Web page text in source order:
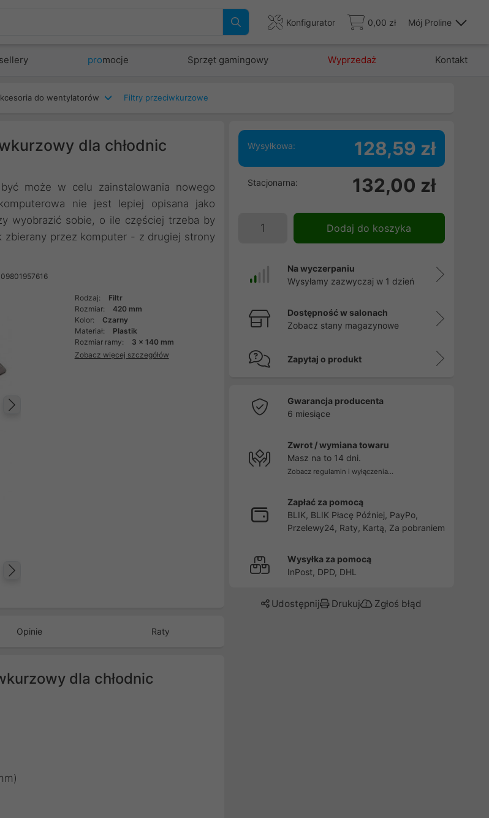
Konfigurator 0,00 zł Mój Proline
promocje Sprzęt gamingowy Wyprzedaż Kontakt
do wentylatorów Filtry przeciwkurzowe
dla chłodnic
może w celu zainstalowania nowego
nie jest lepiej opisana jako
wyobrazić sobie, o ile częściej trzeba by
zbierany przez komputer - z drugiej strony
Rodzaj:
Filtr
Rozmiar:
420 mm
Kolor:
Czarny
Materiał:
Plastik
Rozmiar ramy:
3 x 140 mm
Zobacz więcej szczegółów
Opinie Raty
dla chłodnic
Wysyłkowa: 128,59 zł
Stacjonarna: 132,00 zł
Dodaj do koszyka
Na wyczerpaniu
Wysyłamy zazwyczaj w 1 dzień
Dostępność w salonach
Zobacz stany magazynowe
Zapytaj o produkt
Gwarancja producenta
6 miesiące
Zwrot / wymiana towaru
Masz na to 14 dni.
Zobacz regulamin i wyłączenia...
Zapłać za pomocą
BLIK, BLIK Płacę Później, PayPo,
Przelewy24, Raty, Kartą, Za pobraniem
Wysyłka za pomocą
InPost, DPD, DHL
Udostępnij Drukuj Zgłoś błąd